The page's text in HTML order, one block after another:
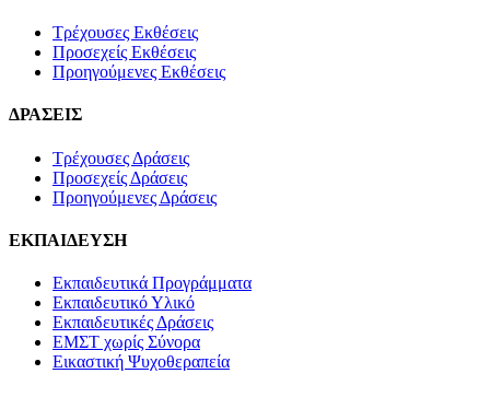
Τρέχουσες Εκθέσεις
Προσεχείς Εκθέσεις
Προηγούμενες Εκθέσεις
ΔΡΑΣΕΙΣ
Τρέχουσες Δράσεις
Προσεχείς Δράσεις
Προηγούμενες Δράσεις
ΕΚΠΑΙΔΕΥΣΗ
Εκπαιδευτικά Προγράμματα
Εκπαιδευτικό Υλικό
Εκπαιδευτικές Δράσεις
ΕΜΣΤ χωρίς Σύνορα
Εικαστική Ψυχοθεραπεία